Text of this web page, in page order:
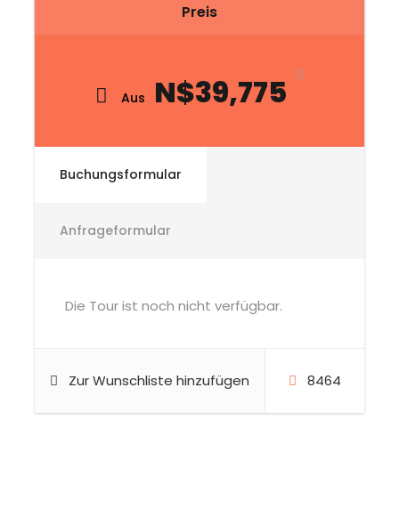
Preis
Aus N$39,775
Buchungsformular
Anfrageformular
Die Tour ist noch nicht verfügbar.
Zur Wunschliste hinzufügen 8464